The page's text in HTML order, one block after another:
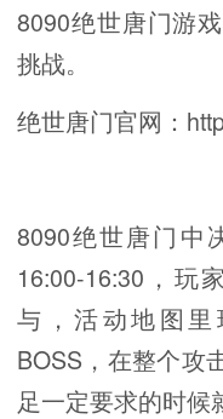
8090绝世唐门游
挑战。
绝世唐门官网：
8090绝世唐门中
16:00-16:30，玩
与，活动地图
BOSS，在整个攻
足一定要求的时候